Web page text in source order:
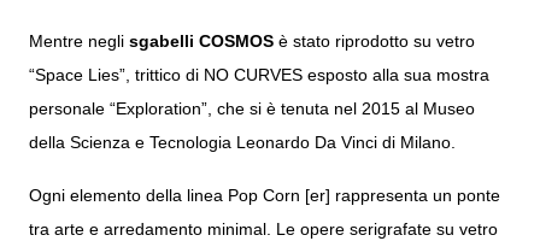
Mentre negli sgabelli COSMOS è stato riprodotto su vetro
“Space Lies”, trittico di NO CURVES esposto alla sua mostra
personale “Exploration”, che si è tenuta nel 2015 al Museo
della Scienza e Tecnologia Leonardo Da Vinci di Milano.
Ogni elemento della linea Pop Corn [er] rappresenta un ponte
tra arte e arredamento minimal. Le opere serigrafate su vetro